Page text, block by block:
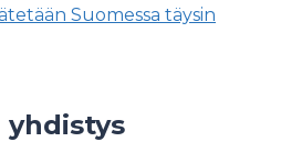
Suomessa täysin
yhdistys